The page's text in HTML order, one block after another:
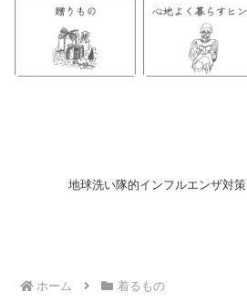
地球洗い隊的インフルエンザ対策
ホーム 着るもの